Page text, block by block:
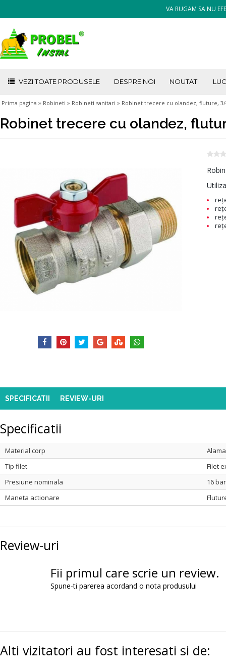
VA RUGAM SA NU
VEZI TOATE PRODUSELE DESPRE NOI NOUTATI
Prima pagina » Robineti » Robineti sanitari » Robinet trecere cu olandez, fluture,
Robinet trecere cu olandez,
SPECIFICATII REVIEW-URI
Specificatii
Material corp
Tip filet
Filet
Presiune nominala
16
Maneta actionare
Review-uri
Fii primul care scrie un review.
Spune-ti parerea acordand o nota produsului
Alti vizitatori au fost interesati si de: